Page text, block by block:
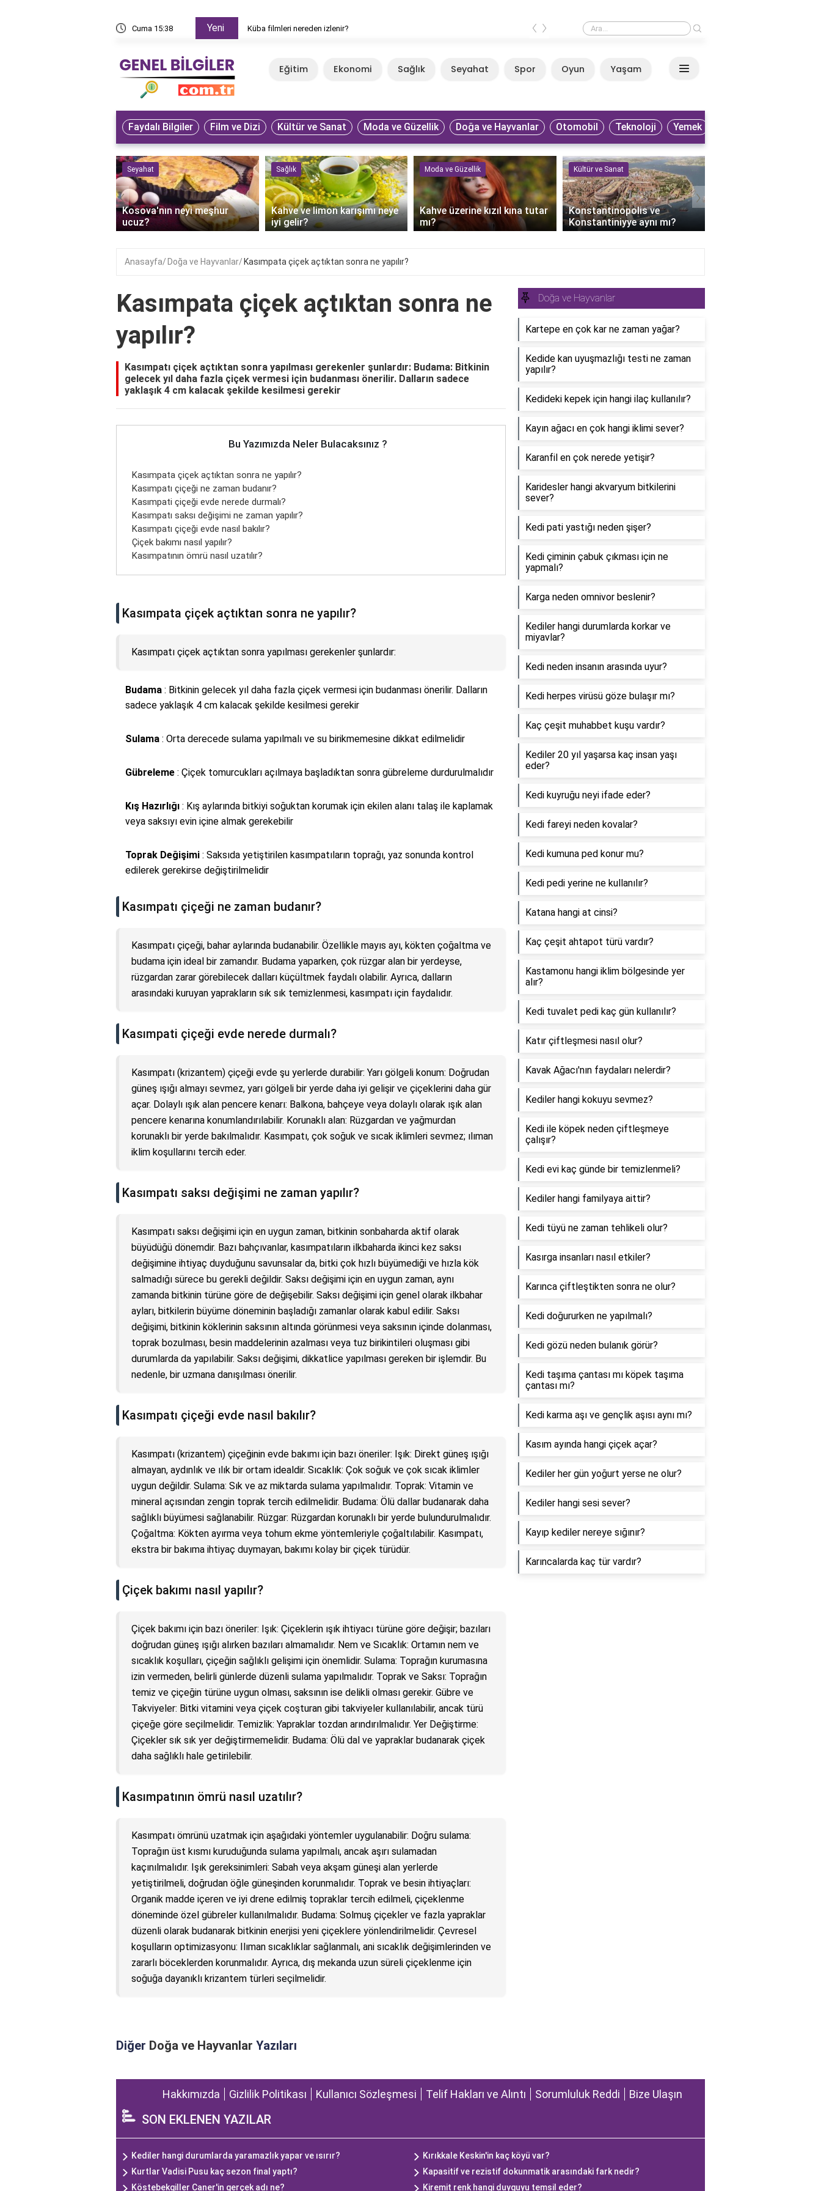
Cuma 15:38 Yeni Küba filmleri nereden izlenir? Küba filmleri nereden izlenir?
‹ ›
Eğitim Ekonomi Sağlık Seyahat Spor Oyun Yaşam
Faydalı Bilgiler Film ve Dizi Kültür ve Sanat Moda ve Güzellik Doğa ve Hayvanlar Otomobil Teknoloji Yemek
Seyahat
Kosova'nın neyi meşhur
ucuz?
Sağlık
Kahve ve limon karışımı neye
iyi gelir?
Moda ve Güzellik
Kahve üzerine kızıl kına tutar
mı?
Kültür ve Sanat
Konstantinopolis ve
Konstantiniyye aynı mı?
‹ ›
Anasayfa Doğa ve Hayvanlar Kasımpata çiçek açtıktan sonra ne yapılır?
Kasımpata çiçek açtıktan sonra ne
yapılır?
Kasımpatı çiçek açtıktan sonra yapılması gerekenler şunlardır: Budama: Bitkinin
gelecek yıl daha fazla çiçek vermesi için budanması önerilir. Dalların sadece
yaklaşık 4 cm kalacak şekilde kesilmesi gerekir
Bu Yazımızda Neler Bulacaksınız ?
Kasımpata çiçek açtıktan sonra ne yapılır?
Kasımpatı çiçeği ne zaman budanır?
Kasımpati çiçeği evde nerede durmalı?
Kasımpatı saksı değişimi ne zaman yapılır?
Kasımpatı çiçeği evde nasıl bakılır?
Çiçek bakımı nasıl yapılır?
Kasımpatının ömrü nasıl uzatılır?
Kasımpata çiçek açtıktan sonra ne yapılır?
Kasımpatı çiçek açtıktan sonra yapılması gerekenler şunlardır:
Budama : Bitkinin gelecek yıl daha fazla çiçek vermesi için budanması önerilir. Dalların
sadece yaklaşık 4 cm kalacak şekilde kesilmesi gerekir
Sulama : Orta derecede sulama yapılmalı ve su birikmemesine dikkat edilmelidir
Gübreleme : Çiçek tomurcukları açılmaya başladıktan sonra gübreleme durdurulmalıdır
Kış Hazırlığı : Kış aylarında bitkiyi soğuktan korumak için ekilen alanı talaş ile kaplamak
veya saksıyı evin içine almak gerekebilir
Toprak Değişimi : Saksıda yetiştirilen kasımpatıların toprağı, yaz sonunda kontrol
edilerek gerekirse değiştirilmelidir
Kasımpatı çiçeği ne zaman budanır?
Kasımpatı çiçeği, bahar aylarında budanabilir. Özellikle mayıs ayı, kökten çoğaltma ve
budama için ideal bir zamandır. Budama yaparken, çok rüzgar alan bir yerdeyse,
rüzgardan zarar görebilecek dalları küçültmek faydalı olabilir. Ayrıca, dalların
arasındaki kuruyan yaprakların sık sık temizlenmesi, kasımpatı için faydalıdır.
Kasımpati çiçeği evde nerede durmalı?
Kasımpatı (krizantem) çiçeği evde şu yerlerde durabilir: Yarı gölgeli konum: Doğrudan
güneş ışığı almayı sevmez, yarı gölgeli bir yerde daha iyi gelişir ve çiçeklerini daha gür
açar. Dolaylı ışık alan pencere kenarı: Balkona, bahçeye veya dolaylı olarak ışık alan
pencere kenarına konumlandırılabilir. Korunaklı alan: Rüzgardan ve yağmurdan
korunaklı bir yerde bakılmalıdır. Kasımpatı, çok soğuk ve sıcak iklimleri sevmez; ılıman
iklim koşullarını tercih eder.
Kasımpatı saksı değişimi ne zaman yapılır?
Kasımpatı saksı değişimi için en uygun zaman, bitkinin sonbaharda aktif olarak
büyüdüğü dönemdir. Bazı bahçıvanlar, kasımpatıların ilkbaharda ikinci kez saksı
değişimine ihtiyaç duyduğunu savunsalar da, bitki çok hızlı büyümediği ve hızla kök
salmadığı sürece bu gerekli değildir. Saksı değişimi için en uygun zaman, aynı
zamanda bitkinin türüne göre de değişebilir. Saksı değişimi için genel olarak ilkbahar
ayları, bitkilerin büyüme döneminin başladığı zamanlar olarak kabul edilir. Saksı
değişimi, bitkinin köklerinin saksının altında görünmesi veya saksının içinde dolanması,
toprak bozulması, besin maddelerinin azalması veya tuz birikintileri oluşması gibi
durumlarda da yapılabilir. Saksı değişimi, dikkatlice yapılması gereken bir işlemdir. Bu
nedenle, bir uzmana danışılması önerilir.
Kasımpatı çiçeği evde nasıl bakılır?
Kasımpatı (krizantem) çiçeğinin evde bakımı için bazı öneriler: Işık: Direkt güneş ışığı
almayan, aydınlık ve ılık bir ortam idealdir. Sıcaklık: Çok soğuk ve çok sıcak iklimler
uygun değildir. Sulama: Sık ve az miktarda sulama yapılmalıdır. Toprak: Vitamin ve
mineral açısından zengin toprak tercih edilmelidir. Budama: Ölü dallar budanarak daha
sağlıklı büyümesi sağlanabilir. Rüzgar: Rüzgardan korunaklı bir yerde bulundurulmalıdır.
Çoğaltma: Kökten ayırma veya tohum ekme yöntemleriyle çoğaltılabilir. Kasımpatı,
ekstra bir bakıma ihtiyaç duymayan, bakımı kolay bir çiçek türüdür.
Çiçek bakımı nasıl yapılır?
Çiçek bakımı için bazı öneriler: Işık: Çiçeklerin ışık ihtiyacı türüne göre değişir; bazıları
doğrudan güneş ışığı alırken bazıları almamalıdır. Nem ve Sıcaklık: Ortamın nem ve
sıcaklık koşulları, çiçeğin sağlıklı gelişimi için önemlidir. Sulama: Toprağın kurumasına
izin vermeden, belirli günlerde düzenli sulama yapılmalıdır. Toprak ve Saksı: Toprağın
temiz ve çiçeğin türüne uygun olması, saksının ise delikli olması gerekir. Gübre ve
Takviyeler: Bitki vitamini veya çiçek coşturan gibi takviyeler kullanılabilir, ancak türü
çiçeğe göre seçilmelidir. Temizlik: Yapraklar tozdan arındırılmalıdır. Yer Değiştirme:
Çiçekler sık sık yer değiştirmemelidir. Budama: Ölü dal ve yapraklar budanarak çiçek
daha sağlıklı hale getirilebilir.
Kasımpatının ömrü nasıl uzatılır?
Kasımpatı ömrünü uzatmak için aşağıdaki yöntemler uygulanabilir: Doğru sulama:
Toprağın üst kısmı kuruduğunda sulama yapılmalı, ancak aşırı sulamadan
kaçınılmalıdır. Işık gereksinimleri: Sabah veya akşam güneşi alan yerlerde
yetiştirilmeli, doğrudan öğle güneşinden korunmalıdır. Toprak ve besin ihtiyaçları:
Organik madde içeren ve iyi drene edilmiş topraklar tercih edilmeli, çiçeklenme
döneminde özel gübreler kullanılmalıdır. Budama: Solmuş çiçekler ve fazla yapraklar
düzenli olarak budanarak bitkinin enerjisi yeni çiçeklere yönlendirilmelidir. Çevresel
koşulların optimizasyonu: Ilıman sıcaklıklar sağlanmalı, ani sıcaklık değişimlerinden ve
zararlı böceklerden korunmalıdır. Ayrıca, dış mekanda uzun süreli çiçeklenme için
soğuğa dayanıklı krizantem türleri seçilmelidir.
Diğer Doğa ve Hayvanlar Yazıları
Doğa ve Hayvanlar
Kartepe en çok kar ne zaman yağar?
Kedide kan uyuşmazlığı testi ne zaman
yapılır?
Kedideki kepek için hangi ilaç kullanılır?
Kayın ağacı en çok hangi iklimi sever?
Karanfil en çok nerede yetişir?
Karidesler hangi akvaryum bitkilerini
sever?
Kedi pati yastığı neden şişer?
Kedi çiminin çabuk çıkması için ne
yapmalı?
Karga neden omnivor beslenir?
Kediler hangi durumlarda korkar ve
miyavlar?
Kedi neden insanın arasında uyur?
Kedi herpes virüsü göze bulaşır mı?
Kaç çeşit muhabbet kuşu vardır?
Kediler 20 yıl yaşarsa kaç insan yaşı
eder?
Kedi kuyruğu neyi ifade eder?
Kedi fareyi neden kovalar?
Kedi kumuna ped konur mu?
Kedi pedi yerine ne kullanılır?
Katana hangi at cinsi?
Kaç çeşit ahtapot türü vardır?
Kastamonu hangi iklim bölgesinde yer
alır?
Kedi tuvalet pedi kaç gün kullanılır?
Katır çiftleşmesi nasıl olur?
Kavak Ağacı'nın faydaları nelerdir?
Kediler hangi kokuyu sevmez?
Kedi ile köpek neden çiftleşmeye
çalışır?
Kedi evi kaç günde bir temizlenmeli?
Kediler hangi familyaya aittir?
Kedi tüyü ne zaman tehlikeli olur?
Kasırga insanları nasıl etkiler?
Karınca çiftleştikten sonra ne olur?
Kedi doğururken ne yapılmalı?
Kedi gözü neden bulanık görür?
Kedi taşıma çantası mı köpek taşıma
çantası mı?
Kedi karma aşı ve gençlik aşısı aynı mı?
Kasım ayında hangi çiçek açar?
Kediler her gün yoğurt yerse ne olur?
Kediler hangi sesi sever?
Kayıp kediler nereye sığınır?
Karıncalarda kaç tür vardır?
Hakkımızda Gizlilik Politikası Kullanıcı Sözleşmesi Telif Hakları ve Alıntı Sorumluluk Reddi Bize Ulaşın
SON EKLENEN YAZILAR
Kediler hangi durumlarda yaramazlık yapar ve ısırır?
Kırıkkale Keskin'in kaç köyü var?
Kurtlar Vadisi Pusu kaç sezon final yaptı?
Kapasitif ve rezistif dokunmatik arasındaki fark nedir?
Köstebekgiller Caner'in gerçek adı ne?
Kiremit renk hangi duyguyu temsil eder?